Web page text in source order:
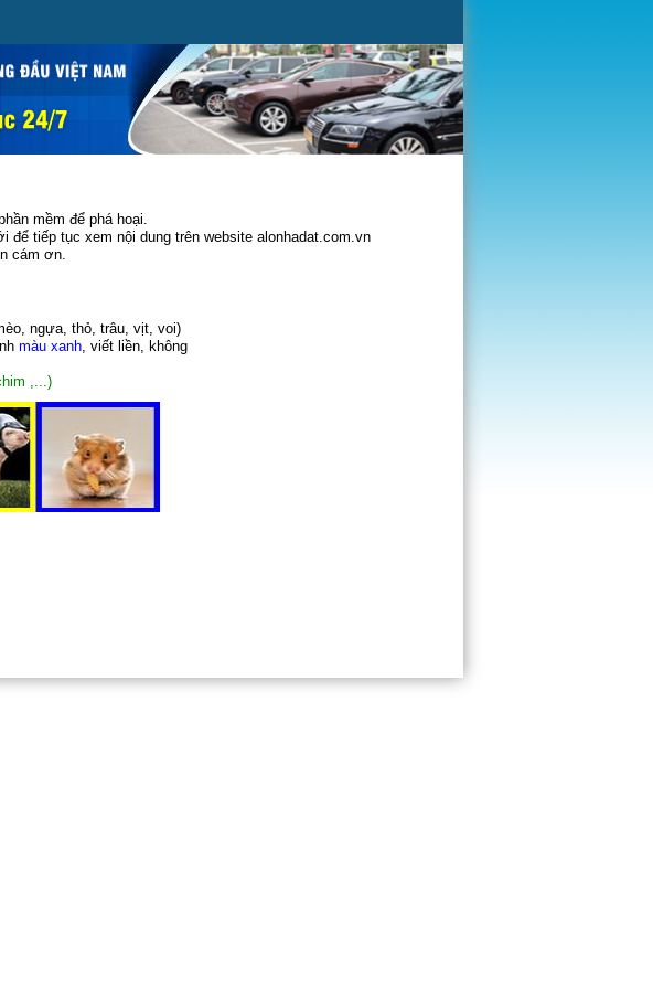
mềm để phá hoại.
tiếp tục xem nội dung trên website alonhadat.com.vn
cám ơn.
ngựa, thỏ, trâu, vịt, voi)
màu xanh, viết liền, không
,...)